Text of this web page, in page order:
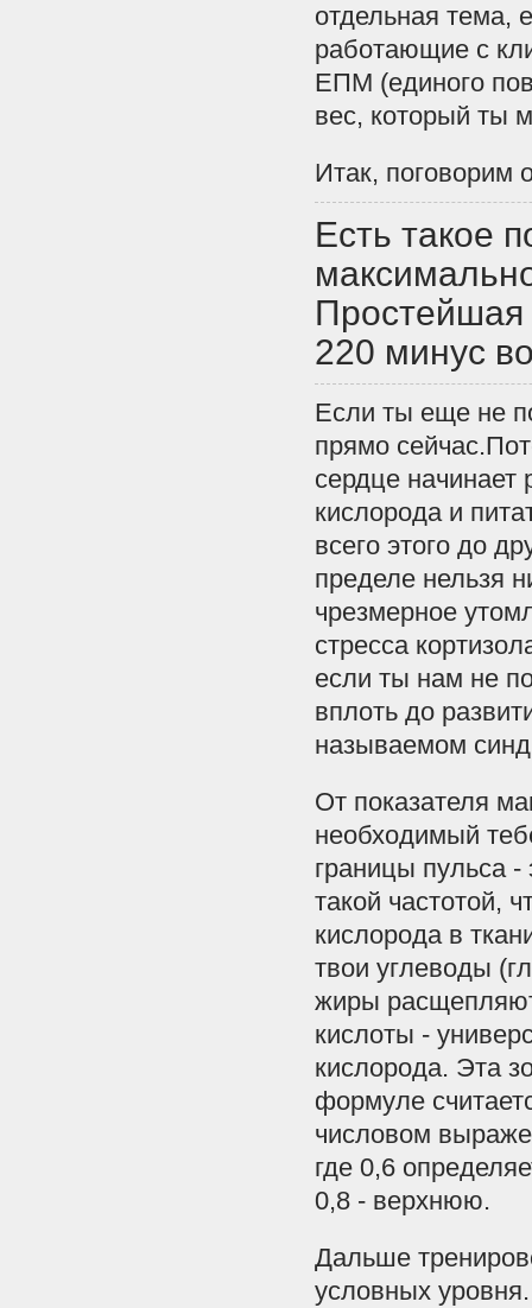
отдельная тема,
работающие с
ЕПМ (единого
вес, который ты
Итак, поговорим
Есть такое
220 минус
Если ты еще не
прямо
сердце начинает
кислорода и
всего этого до
пределе нельзя
чрезмерное
стресса
если ты нам не
вплоть до
называемом
От показателя
необходимый
границы пульса -
такой частотой,
кислорода в
твои углеводы
жиры
кислоты -
кислорода. Эта
формуле
числовом
где 0,6
0,8 - верхнюю.
Дальше
условных уровня.